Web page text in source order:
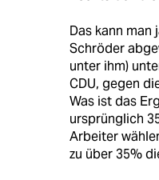
Das kann man
Schröder
unter ihm)
CDU, gegen
Was ist das
ursprünglich
Arbeiter
zu über 35%